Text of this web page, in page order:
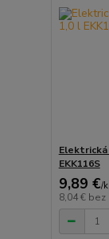
Elektrická
EKK116S
9,89 €/
8,04 € bez